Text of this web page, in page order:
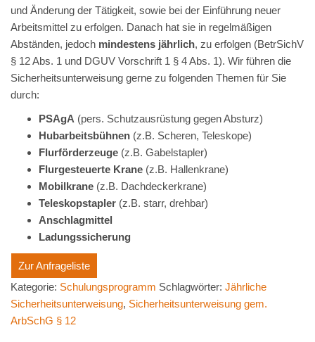
und Änderung der Tätigkeit, sowie bei der Einführung neuer
Arbeitsmittel zu erfolgen. Danach hat sie in regelmäßigen
Abständen, jedoch mindestens jährlich, zu erfolgen (BetrSichV
§ 12 Abs. 1 und DGUV Vorschrift 1 § 4 Abs. 1). Wir führen die
Sicherheitsunterweisung gerne zu folgenden Themen für Sie
durch:
PSAgA (pers. Schutzausrüstung gegen Absturz)
Hubarbeitsbühnen (z.B. Scheren, Teleskope)
Flurförderzeuge (z.B. Gabelstapler)
Flurgesteuerte Krane (z.B. Hallenkrane)
Mobilkrane (z.B. Dachdeckerkrane)
Teleskopstapler (z.B. starr, drehbar)
Anschlagmittel
Ladungssicherung
Zur Anfrageliste
Kategorie: Schulungsprogramm Schlagwörter: Jährliche
Sicherheitsunterweisung, Sicherheitsunterweisung gem.
ArbSchG § 12